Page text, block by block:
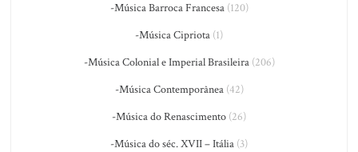
-Música Barroca Francesa(120)
-Música Cipriota (1)
-Música Colonial e Imperial Brasileira(206)
-Música Contemporânea(42)
-Música do Renascimento (26)
-Música do séc. XVII – Itália (3)